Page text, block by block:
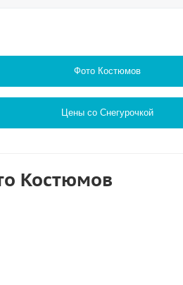
Фото Костюмов
Цены со Снегурочкой
Костюмов